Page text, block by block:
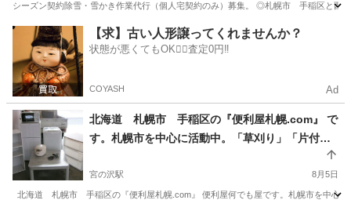
シーズン契約除雪・雪かき作業代行（個人宅契約のみ）募集。 ◎札幌市 手稲区と
北海道 札幌市 宮の沢駅 便利屋 除雪作業
【求】古い人形譲ってくれませんか？
状態が悪くてもOK🙆‍♀️査定0円‼️
COYASH Ad
北海道 札幌市 手稲区の『便利屋札幌.com』 で
す。札幌市を中心に活動中。「草刈り」「片付
宮の沢駅 8月5日
北海道 札幌市 手稲区の『便利屋札幌.com』 便利屋何でも屋です。札幌市を中心に